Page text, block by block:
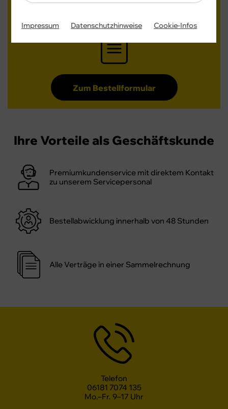
11 Verträgeund mehr:
Zum Bestellformular
Ihre Vorteile als Geschäftskunde
Premiumkundenservice mit direktem Kontakt
zu unserem Servicepersonal
Bestellabwicklung innerhalb von 48 Stunden
Alle Verträge in einer Sammelrechnung
Telefon
06181 7074 135
Mo.–Fr. 9–17 Uhr
Impressum Datenschutzhinweise Cookie-Infos